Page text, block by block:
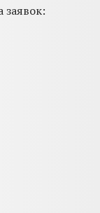
заявок: